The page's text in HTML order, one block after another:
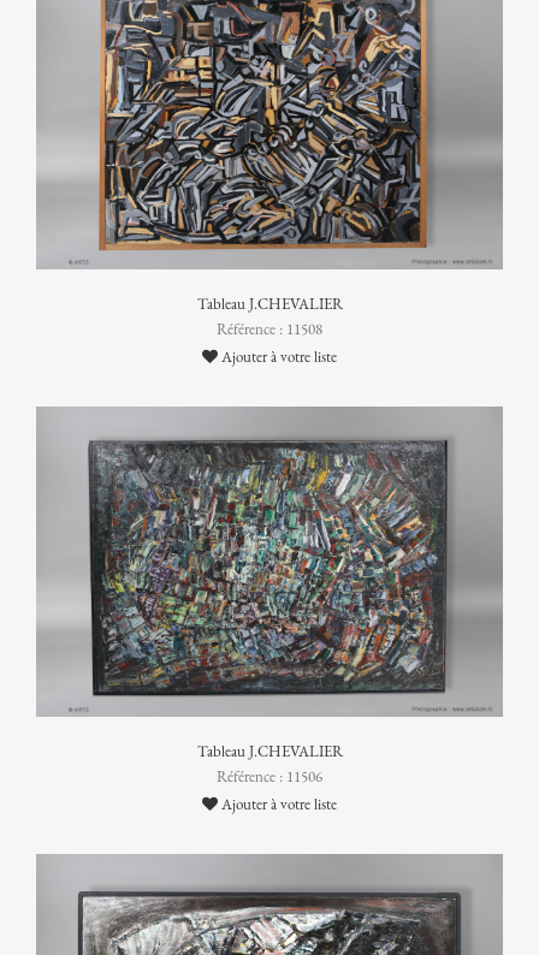
Tableau J.CHEVALIER
Référence : 11508
Ajouter à votre liste
Tableau J.CHEVALIER
Référence : 11506
Ajouter à votre liste